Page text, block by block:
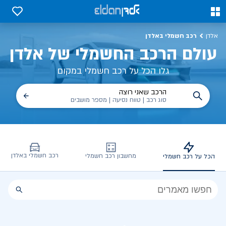
0
0
אלדן רכב חשמלי באלדן
עולם הרכב החשמלי של אלדן
גלו הכל על רכב חשמלי במקום
הרכב שאני רוצה
סוג רכב | טווח נסיעה | מספר מושבים
הכל על רכב חשמלי מחשבון רכב חשמלי רכב חשמלי באלדן
הכל
הכל על רכב חשמלי, שימושים, טכנולוגיה וכל מה שכדי לדעת | אלדן